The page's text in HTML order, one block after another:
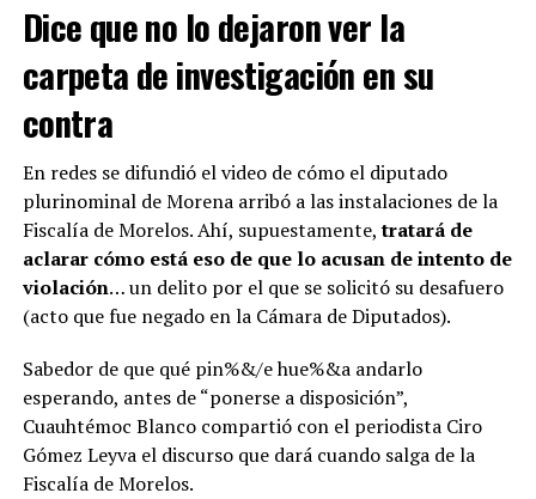
Dice que no lo dejaron ver la
carpeta de investigación en su
contra
En redes se difundió el video de cómo el diputado
plurinominal de Morena arribó a las instalaciones de la
Fiscalía de Morelos. Ahí, supuestamente,tratará de
aclarar cómo está eso de que lo acusan de intento de
violación… un delito por el que se solicitó su desafuero
(acto que fue negado en la Cámara de Diputados).
Sabedor de que qué pin%&/e hue%&a andarlo
esperando, antes de “ponerse a disposición”,
Cuauhtémoc Blanco compartió con el periodista Ciro
Gómez Leyva el discurso que dará cuando salga de la
Fiscalía de Morelos.